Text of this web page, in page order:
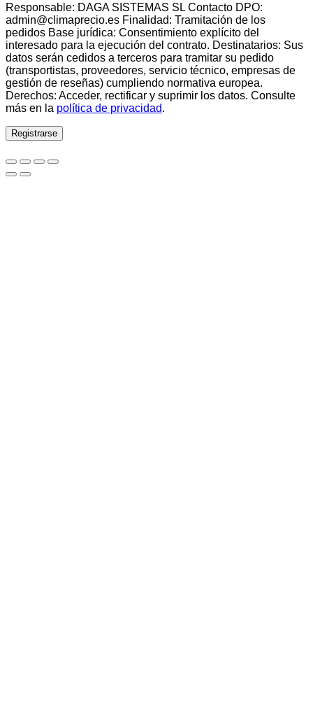
Responsable: DAGA SISTEMAS SL Contacto DPO:
admin@climaprecio.es Finalidad: Tramitación de los
pedidos Base jurídica: Consentimiento explícito del
interesado para la ejecución del contrato. Destinatarios: Sus
datos serán cedidos a terceros para tramitar su pedido
(transportistas, proveedores, servicio técnico, empresas de
gestión de reseñas) cumpliendo normativa europea.
Derechos: Acceder, rectificar y suprimir los datos. Consulte
más en la política de privacidad.
Registrarse